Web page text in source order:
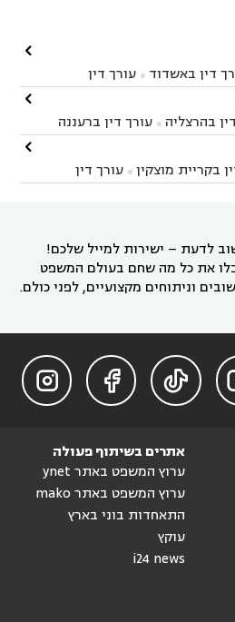
דין באשדוד 
עורך דין
טוביה עורך דין בגן יבנה
דין בערד
עורך דין בקרית מלאכי

בהרצליה  עורך דין ברעננה
דין בכפר סבא
עורך דין בהוד
בקיסריה עורך דין בקדימה

בקריית מוצקין 
עורך דין
בקריית אתא
עורך דין

לדעת – ישירות למייל שלכם!
את כל מה שחם בעולם המשפט
וניתוחים מקצועיים, לפני כולם.



אתרים בשיתוף פעולה
ערוץ המשפט באתר ynet
ערוץ המשפט באתר mako
התאחדות בוני בארץ
עוקץ
i24 news